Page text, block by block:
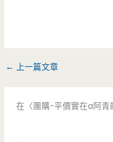
← 上一篇文章
在〈團購-平價實在a阿青